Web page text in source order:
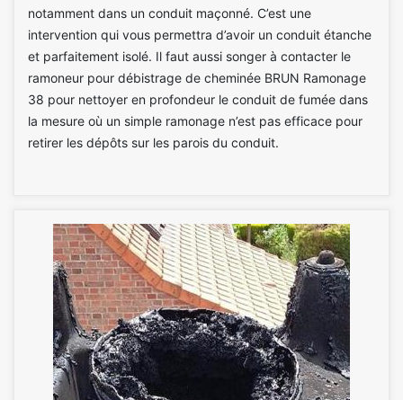
notamment dans un conduit maçonné. C’est une
intervention qui vous permettra d’avoir un conduit étanche
et parfaitement isolé. Il faut aussi songer à contacter le
ramoneur pour débistrage de cheminée BRUN Ramonage
38 pour nettoyer en profondeur le conduit de fumée dans
la mesure où un simple ramonage n’est pas efficace pour
retirer les dépôts sur les parois du conduit.